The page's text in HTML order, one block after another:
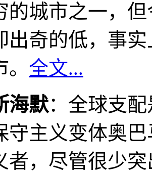
的城市之一，
出奇的低，事
全文...
海默：全球支
守主义变体奥
者，尽管很少